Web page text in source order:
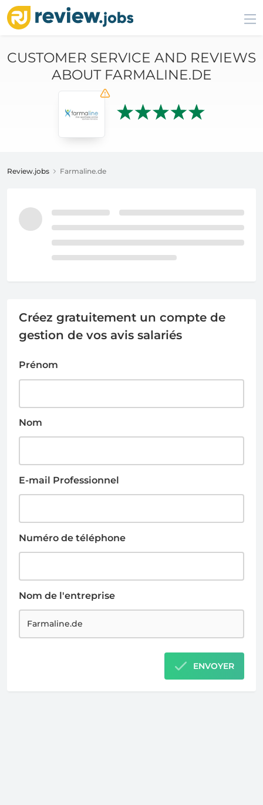
CUSTOMER SERVICE AND REVIEWS
ABOUT FARMALINE.DE
Review.jobs Farmaline.de
Créez gratuitement un compte de
gestion de vos avis salariés
Prénom
Nom
E-mail Professionnel
Numéro de téléphone
Nom de l'entreprise
ENVOYER